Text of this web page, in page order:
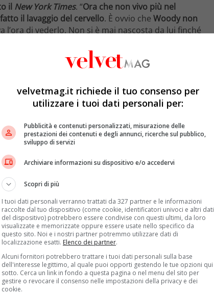
il New York Times. “Ora che non vivo più nel
il lavaggio del cervello. È ovvio che Woody non
l’ora di vederlo. Non si è mai nascosta da lui finché
di paura e di odio
questo stralcio,
la Farrow ha replicato:
per compiacere Woody.Tutti noi lo amiamo e
con la sua famiglia, compresa la sua ex
andato”.
ha accusato il padre di aver abusato
della figlia. Anche se dai racconti della ragazza
che ha seguito il casoha deciso di concedere la
“Egocentrico, inaffidabile e insensibile”.
velvetmag.it richiede il tuo consenso per
utilizzare i tuoi dati personali per:
Pubblicità e contenuti personalizzati, misurazione delle
prestazioni dei contenuti e degli annunci, ricerche sul pubblico,
sviluppo di servizi
Archiviare informazioni su dispositivo e/o accedervi
Scopri di più
I tuoi dati personali verranno trattati da 327 partner e le informazioni
raccolte dal tuo dispositivo (come cookie, identificatori univoci e altri dati
del dispositivo) potrebbero essere condivise con questi ultimi, da loro
visualizzate e memorizzate oppure essere usate nello specifico da
questo sito. Noi e i nostri partner potremmo utilizzare dati di
localizzazione esatti. Elenco dei partner.
Alcuni fornitori potrebbero trattare i tuoi dati personali sulla base
dell'interesse legittimo, al quale puoi opporti gestendo le tue opzioni qui
sotto. Cerca un link in fondo a questa pagina o nel menu del sito per
gestire o revocare il consenso nelle impostazioni della privacy e dei
cookie.